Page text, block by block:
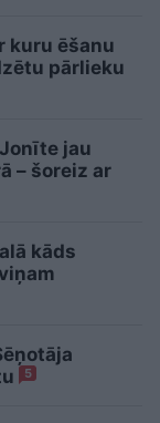
kuru ēšanu
pārlieku
jau
– šoreiz ar
kāds
5